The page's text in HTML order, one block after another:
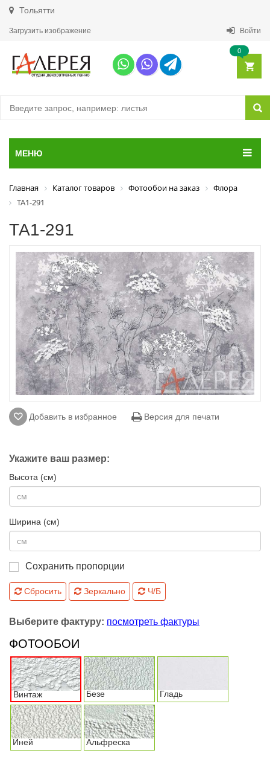
Тольятти
Загрузить изображение Войти
0
МЕНЮ
Главная Каталог товаров Фотообои на заказ
Флора
ТА1-291
ТА1-291
Добавить в избранное Версия для печати
Укажите ваш размер:
Высота (см)
Ширина (см)
Сохранить пропорции
Сбросить Зеркально Ч/Б
Выберите фактуру: посмотреть фактуры
ФОТООБОИ
Винтаж Безе Гладь
Иней Альфреска